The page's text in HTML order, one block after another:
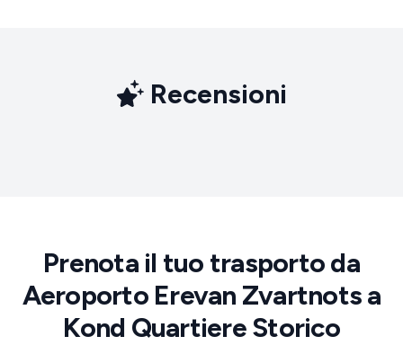
Recensioni
Prenota il tuo trasporto da
Aeroporto Erevan Zvartnots a
Kond Quartiere Storico